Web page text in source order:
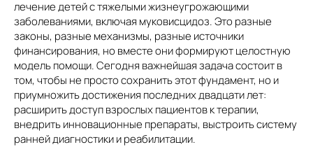
лечение детей с тяжелыми жизнеугрожающими
заболеваниями, включая муковисцидоз. Это разные
законы, разные механизмы, разные источники
финансирования, но вместе они формируют целостную
модель помощи. Сегодня важнейшая задача состоит в
том, чтобы не просто сохранить этот фундамент, но и
приумножить достижения последних двадцати лет:
расширить доступ взрослых пациентов к терапии,
внедрить инновационные препараты, выстроить систему
ранней диагностики и реабилитации.